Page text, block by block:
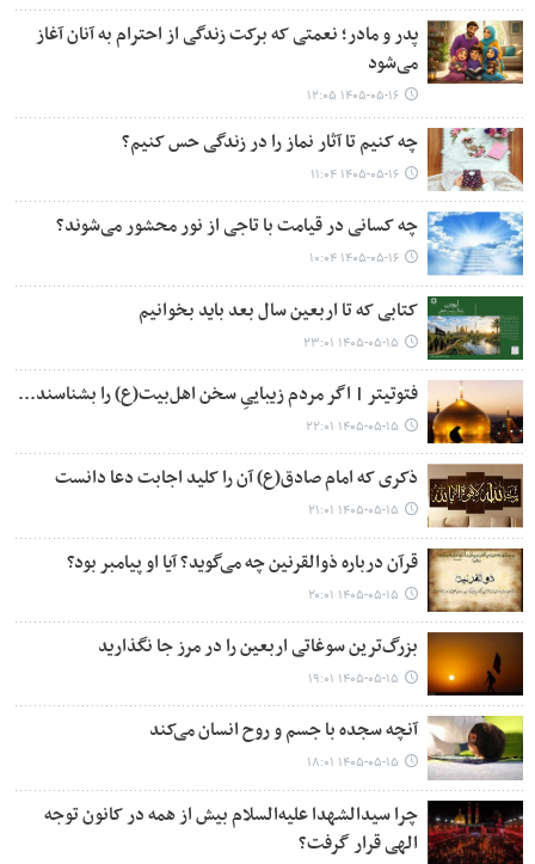
پدر و مادر؛ نعمتی که برکت زندگی از احترام به آنان آغاز
می‌شود
۱۴۰۵-۰۵-۱۶ ۱۲:۰۵
چه کنیم تا آثار نماز را در زندگی حس کنیم؟
۱۴۰۵-۰۵-۱۶ ۱۱:۰۴
چه کسانی در قیامت با تاجی از نور محشور می‌شوند؟
۱۴۰۵-۰۵-۱۶ ۱۰:۰۴
کتابی که تا اربعین سال بعد باید بخوانیم
۱۴۰۵-۰۵-۱۵ ۲۳:۰۱
فتوتیتر | اگر مردم زیباییِ سخن اهل‌بیت(ع) را بشناسند...
۱۴۰۵-۰۵-۱۵ ۲۲:۰۱
ذکری که امام صادق(ع) آن را کلید اجابت دعا دانست
۱۴۰۵-۰۵-۱۵ ۲۱:۰۱
قرآن درباره ذوالقرنین چه می‌گوید؟ آیا او پیامبر بود؟
۱۴۰۵-۰۵-۱۵ ۲۰:۰۱
بزرگ‌ترین سوغاتی اربعین را در مرز جا نگذارید
۱۴۰۵-۰۵-۱۵ ۱۹:۰۱
آنچه سجده با جسم و روح انسان می‌کند
۱۴۰۵-۰۵-۱۵ ۱۸:۰۱
چرا سیدالشهدا علیه‌السلام بیش از همه در کانون توجه
الهی قرار گرفت؟